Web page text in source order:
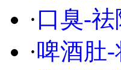
·口臭-
·啤酒肚